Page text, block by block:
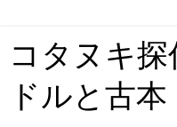
コタヌキ
ドルと古本